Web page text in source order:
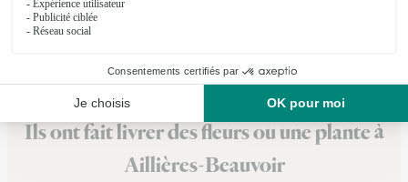
Voir la boutique
Ils ont fait livrer des fleurs ou une plante à
Aillières-Beauvoir